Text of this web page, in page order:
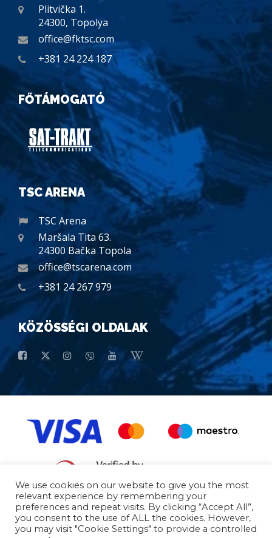
Plitvička 1.
24300, Topolya
office@fktsc.com
+381 24 224 187
FŐTÁMOGATÓ
TSC ARENA
TSC Arena
Maršala Tita 63.
24300 Bačka Topola
office@tscarena.com
+381 24 267 979
KÖZÖSSÉGI OLDALAK
Általános Vásárlási Feltételek Általános Adatok
We use cookies on our website to give you the most
relevant experience by remembering your
preferences and repeat visits. By clicking “Accept All”,
you consent to the use of ALL the cookies. However,
you may visit "Cookie Settings" to provide a controlled